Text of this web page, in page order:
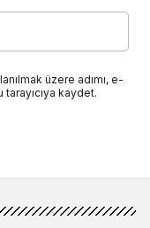
üzere adımı, e-
kaydet.